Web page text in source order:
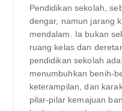
Pendidikan sekolah,
dengar, namun jarang
mendalam. Ia bukan
ruang kelas dan
pendidikan sekolah
menumbuhkan benih-
keterampilan, dan
pilar-pilar kemajuan